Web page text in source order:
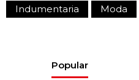
Indumentaria
Moda
Popular